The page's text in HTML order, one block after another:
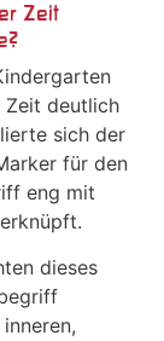
Zeit
Zeit deutlich
sich der
für den
eng mit
dieses